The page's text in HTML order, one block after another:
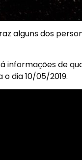
alguns dos
informações de
dia 10/05/2019.